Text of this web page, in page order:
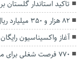
تاکید استاندار گلستان
۸۲ هزار و ۳۵۰ میلیارد ریال مطالبات گندمکاران گلستان پرداخت شد
آغاز واکسیناسیون
۷۷۰ فرصت شغلی برای مددجویان زندان‌های گلستان